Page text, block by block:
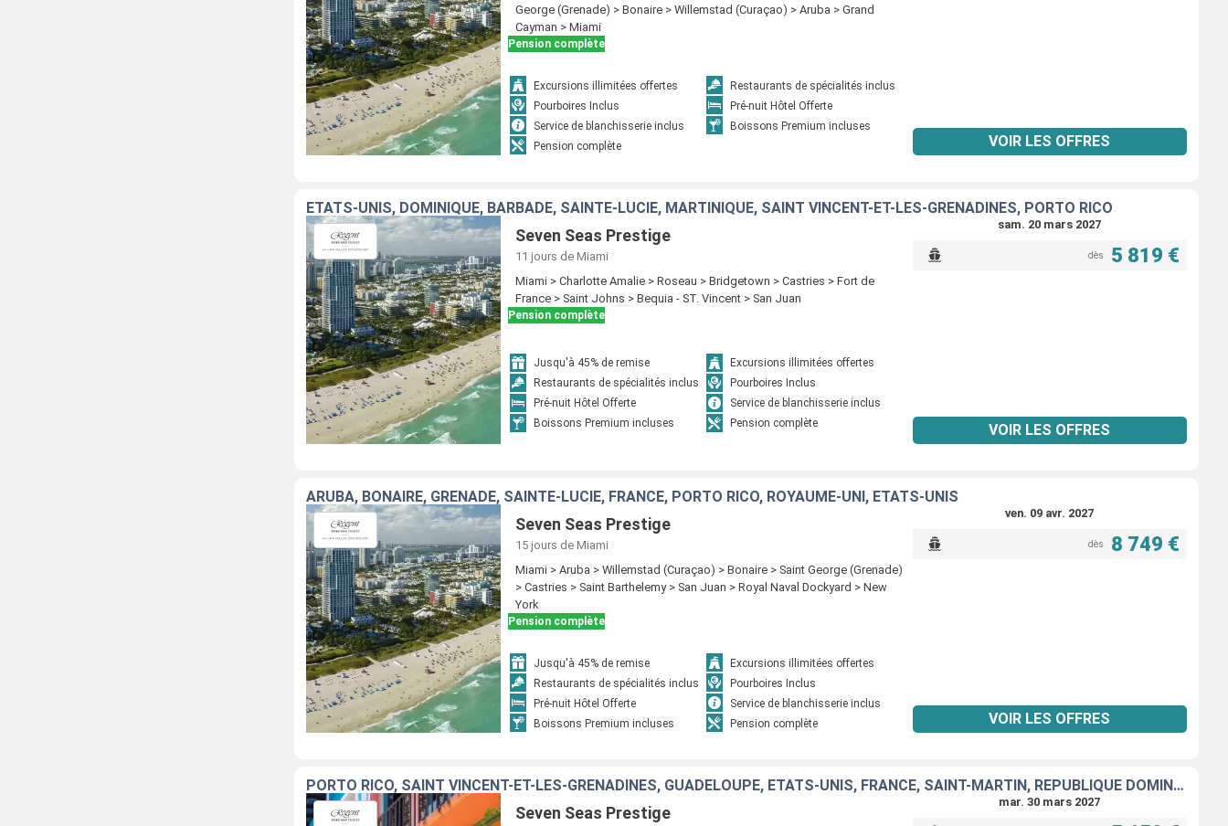
George (Grenade) > Bonaire > Willemstad (Curaçao) > Aruba > Grand
Cayman > Miami
Pension complète
Excursions illimitées offertes
Restaurants de spécialités inclus
Pourboires Inclus
Pré-nuit Hôtel Offerte
Service de blanchisserie inclus
Boissons Premium incluses
Pension complète
VOIR LES OFFRES
ÉTATS-UNIS, DOMINIQUE, BARBADE, SAINTE-LUCIE, MARTINIQUE, SAINT VINCENT-ET-LES-GRENADINES, PORTO RICO
Seven Seas Prestige
11 jours de Miami
Miami > Charlotte Amalie > Roseau > Bridgetown > Castries > Fort de
France > Saint Johns > Bequia - ST. Vincent > San Juan
Pension complète
Jusqu'à 45% de remise
Excursions illimitées offertes
Restaurants de spécialités inclus
Pourboires Inclus
Pré-nuit Hôtel Offerte
Service de blanchisserie inclus
Boissons Premium incluses
Pension complète
sam. 20 mars 2027
dès 5 819 €
VOIR LES OFFRES
ARUBA, BONAIRE, GRENADE, SAINTE-LUCIE, FRANCE, PORTO RICO, ROYAUME-UNI, ÉTATS-UNIS
Seven Seas Prestige
15 jours de Miami
Miami > Aruba > Willemstad (Curaçao) > Bonaire > Saint George (Grenade)
> Castries > Saint Barthelemy > San Juan > Royal Naval Dockyard > New
York
Pension complète
Jusqu'à 45% de remise
Excursions illimitées offertes
Restaurants de spécialités inclus
Pourboires Inclus
Pré-nuit Hôtel Offerte
Service de blanchisserie inclus
Boissons Premium incluses
Pension complète
ven. 09 avr. 2027
dès 8 749 €
VOIR LES OFFRES
PORTO RICO, SAINT VINCENT-ET-LES-GRENADINES, GUADELOUPE, ÉTATS-UNIS, FRANCE, SAINT-MARTIN, RÉPUBLIQUE DOMINICAINE, BAHAMAS
Seven Seas Prestige
mar. 30 mars 2027